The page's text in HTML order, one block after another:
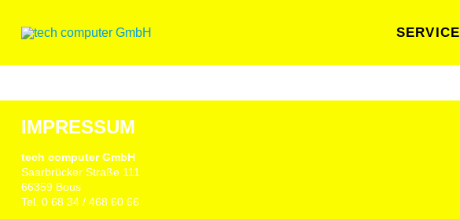
content
SERVICE
IMPRESSUM
tech computer GmbH
Saarbrücker Straße 111
66359 Bous
Tel. 0 68 34 / 468 60 66